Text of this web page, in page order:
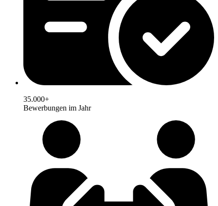
35.000+
Bewerbungen im Jahr